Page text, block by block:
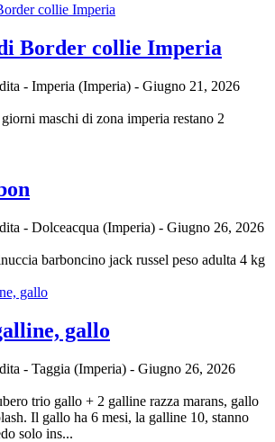
Border collie Imperia
- Imperia (Imperia) - Giugno 21, 2026
maschi di zona imperia restano 2
- Dolceacqua (Imperia) - Giugno 26, 2026
barboncino jack russel peso adulta 4 kg
gallo
- Taggia (Imperia) - Giugno 26, 2026
trio gallo + 2 galline razza marans, gallo
Il gallo ha 6 mesi, la galline 10, stanno
solo ins...